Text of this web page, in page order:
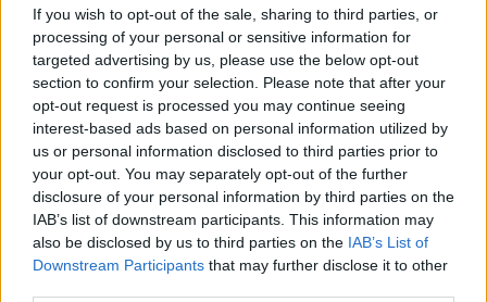
If you wish to opt-out of the sale, sharing to third parties, or
processing of your personal or sensitive information for
targeted advertising by us, please use the below opt-out
section to confirm your selection. Please note that after your
opt-out request is processed you may continue seeing
interest-based ads based on personal information utilized by
us or personal information disclosed to third parties prior to
your opt-out. You may separately opt-out of the further
disclosure of your personal information by third parties on the
IAB’s list of downstream participants. This information may
also be disclosed by us to third parties on the IAB’s List of
Downstream Participants that may further disclose it to other
της Ευρωλίγκα και το Eurohoops σας
παρουσιάζει 30 παλαίμαχους...
Νοτσιόνι για Ντόντσιτς: “Αυτό
που κατάφερε σε πέντε χρόνια
είναι ιστορικό”
02/MAY/20 21:21
Με τα καλύτερα λόγια για τον
Λούκα Ντόντσιτς και την μπασκετική
του εξέλιξη μίλησε ο άλλοτε
συμπαίκτης του Αντρές...